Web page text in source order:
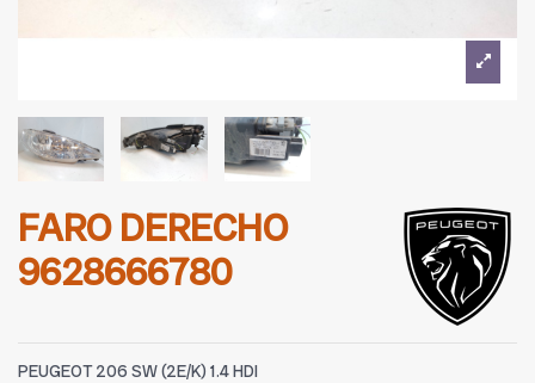
FARO DERECHO
9628666780
PEUGEOT 206 SW (2E/K) 1.4 HDI